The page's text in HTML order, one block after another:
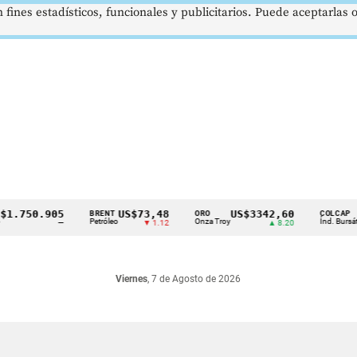
BRENT
Petróleo
US$73,48
▼ 1.12 Onza Troy
US$3342,60
▲ 8.20
COLCAP
Índ. Bursátil
Viernes, 7 de Agosto de 2026
estadísticos, funcionales y publicitarios. Puede aceptarlas